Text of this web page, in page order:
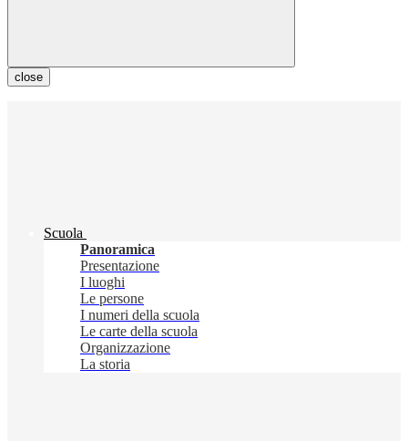
close
Scuola
Panoramica
Presentazione
I luoghi
Le persone
I numeri della scuola
Le carte della scuola
Organizzazione
La storia